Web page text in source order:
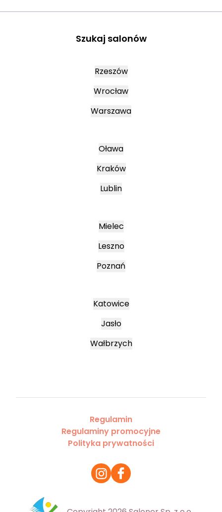
Szukaj salonów
Rzeszów
Wrocław
Warszawa
Oława
Kraków
Lublin
Mielec
Leszno
Poznań
Katowice
Jasło
Wałbrzych
Regulamin
Regulaminy promocyjne
Polityka prywatności